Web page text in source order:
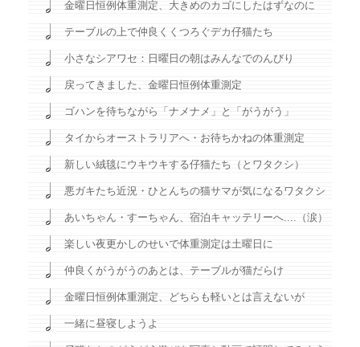
金曜日恒例体重測定、大きめのカゴにしたはずなのに
テーブルの上で仲良くくつろぐデカ仔猫たち
小さなシアワセ：日曜日の朝はみんなでのんびり
戻ってきました、金曜日恒例体重測定
ゴハンを待ちながら「ナメナメ」と「がうがう」
タイからオーストラリアへ・お待ちかねの体重測定
新しい絨毯にウキウキする仔猫たち（とワタクシ）
悪ガキたち近況・ひとんちの猫サマが気になるワタクシ
あいちゃん・すーちゃん、宿泊キャッテリーへ....（涙）
楽しい夜更かしのせいで体重測定は土曜日に
仲良くがうがうのあとは、テーブルが猫だらけ
金曜日恒例体重測定、どちらも軽いとは言えないが
一緒に昼寝しようよ